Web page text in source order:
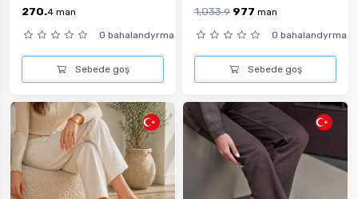
270.4 man
0 bahalandyrma
Sebede goş
1,033.9 977 man
0 bahalandyrma
Sebede goş